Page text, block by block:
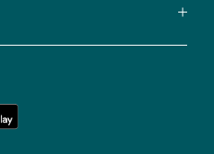
de
en
cualquier